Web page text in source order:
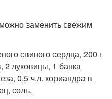
заменить свежим
свиного сердца, 200 г
луковицы, 1 банка
0,5 ч.л. кориандра в
соль.